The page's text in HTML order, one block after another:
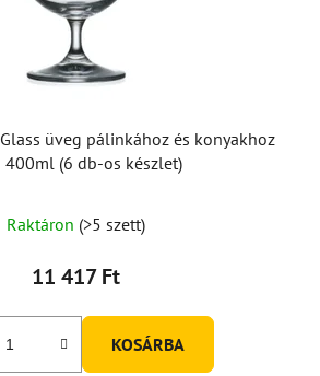
üveg pálinkához és konyakhoz
400ml (6 db-os készlet)
Raktáron (>5 szett)
11 417 Ft
KOSÁRBA